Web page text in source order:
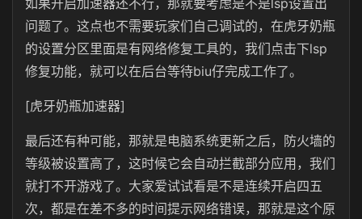
如果开启加速器还不行，那就要考虑是不是lsp设置出
问题了。这点也不需要玩家们自己调试的，在虎牙奶瓶
的设置分区里面是有网络修复工具的，我们点击下lsp
修复功能，就可以在后台等待biu仔完成工作了。
[虎牙奶瓶加速器]
最后还有种可能，那就是电脑系统更新之后，防火墙的
等级被设置高了，这时候它会自动拦截部分应用，我们
就打不开游戏了。大家爱试试看是不是连续开启四五
次，都是在差不多的时间提示网络错误，那就是这个原